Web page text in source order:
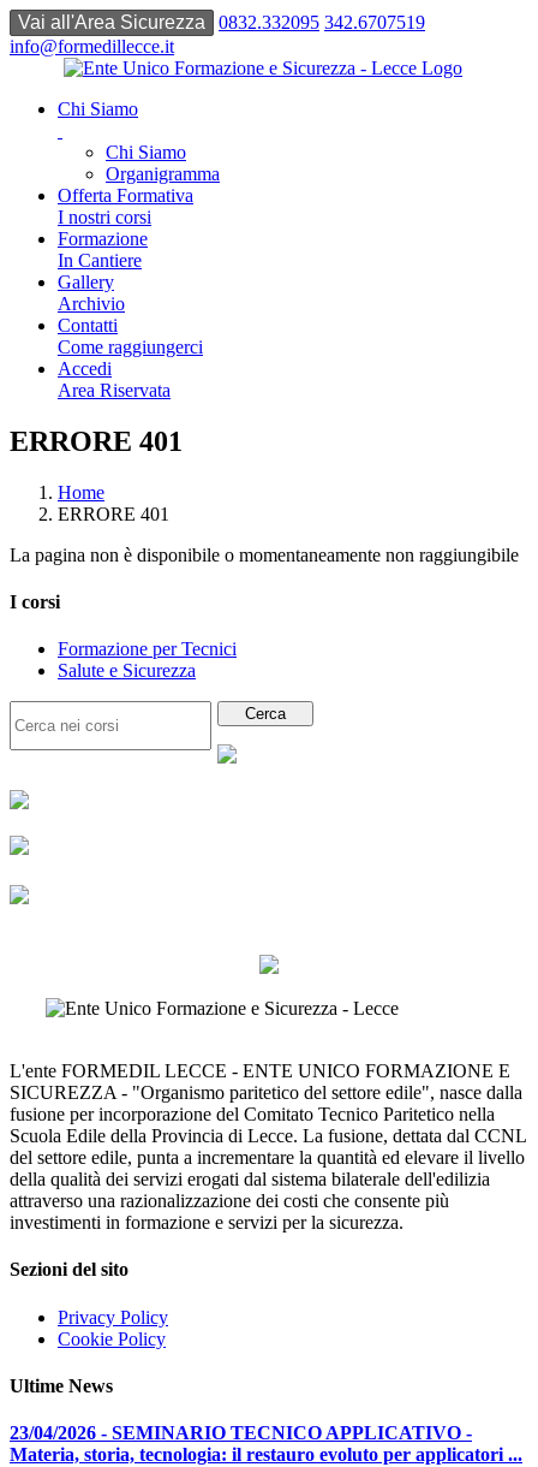
0832.332095 342.6707519
info@formedillecce.it
Chi Siamo
Chi Siamo
Organigramma
Offerta Formativa
I nostri corsi
Formazione
In Cantiere
Gallery
Archivio
Contatti
Come raggiungerci
Accedi
Area Riservata
ERRORE 401
Home
ERRORE 401
La pagina non è disponibile o momentaneamente non raggiungibile
I corsi
Formazione per Tecnici
Salute e Sicurezza
L'ente FORMEDIL LECCE - ENTE UNICO FORMAZIONE E
SICUREZZA - "Organismo paritetico del settore edile", nasce dalla
fusione per incorporazione del Comitato Tecnico Paritetico nella
Scuola Edile della Provincia di Lecce. La fusione, dettata dal CCNL
del settore edile, punta a incrementare la quantità ed elevare il livello
della qualità dei servizi erogati dal sistema bilaterale dell'edilizia
attraverso una razionalizzazione dei costi che consente più
investimenti in formazione e servizi per la sicurezza.
Sezioni del sito
Privacy Policy
Cookie Policy
Ultime News
23/04/2026 - SEMINARIO TECNICO APPLICATIVO -
Materia, storia, tecnologia: il restauro evoluto per applicatori ...